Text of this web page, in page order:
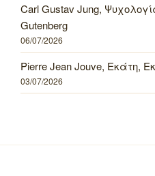
Carl Gustav Jung,
Gutenberg
06/07/2026
Pierre Jean Jouve, Εκάτη,
03/07/2026